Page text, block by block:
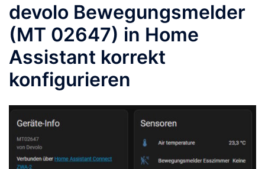
devolo Bewegungsmelder
(MT 02647) in Home
Assistant korrekt
konfigurieren